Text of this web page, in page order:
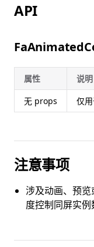
API
属性
说明
无 props
仅
注意事项
涉及动画、预
度控制同屏实例